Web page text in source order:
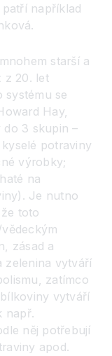
například
starší a
z 20. let
systému se
Hay,
3 skupin –
potraviny
výrobky;
na
Je nutno
toto
zásad a
zelenina vytváří
zatímco
vytváří
např.
něj potřebují
apod.